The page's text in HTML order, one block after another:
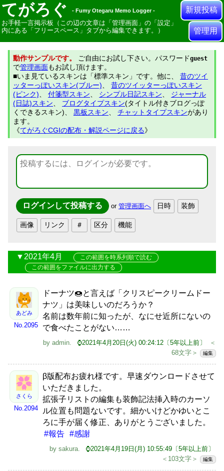
てがろぐ- Fumy Otegaru Memo Logger -
お手軽一言掲示板（この辺の文章は「管理画面」の「設定」
内にある「フリースペース」タブから編集できます。）
新規投稿
管理用
動作サンプルです。 ご自由にお試し下さい。パスワードguest
で管理画面もお試し頂けます。
■いま見ているスキンは「標準スキン」です。他に、昔のツイ
ッターっぽいスキン(ブルー) 、昔のツイッターっぽいスキン
(ピンク) 、付箋型スキン シンプル日記スキン
ジャーナル
(日誌)スキン
ブログタイプスキン(タイトル付きブログっぽ
くできるスキン)、黒板スキン 、チャットタイプスキンがあり
ます。
《てがろぐCGIの配布・解説ページに戻る》
or 管理画面へ
2021年4月
この範囲を時系列順で読む
この範囲をファイルに出力する
あどみ
No.2095
ドーナツ🍩と言えば「クリスピークリームドー
ナツ」は美味しいのだろうか？
名前は数年前に知ったが、なにせ近所にないの
で食べたことがない……
by admin. ⌚2021年4月20日(火) 00:24:12〔5年以上前〕
＜
68文字＞
編集
さくら
No.2094
β版配布お疲れ様です。早速ダウンロードさせて
いただきました。
拡張子リストの編集も装飾記法挿入時のカーソ
ル位置も問題ないです。細かいけどかゆいとこ
ろに手が届く修正、ありがとうございました。
#報告
#感謝
by sakura.
⌚2021年4月19日(月) 10:55:49〔5年以上前〕
＜103文字＞
編集